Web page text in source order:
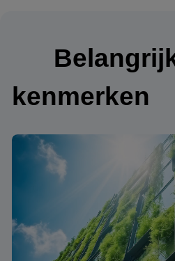
kenmerken